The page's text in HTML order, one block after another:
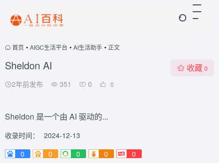
首页 • AIGC生活平台 • AI生活助手 • 正文
Sheldon AI
2年前发布 351 0 0
收藏 0
Sheldon 是一个由 AI 驱动的...
收录时间：
2024-12-13
0
0 0 0 0